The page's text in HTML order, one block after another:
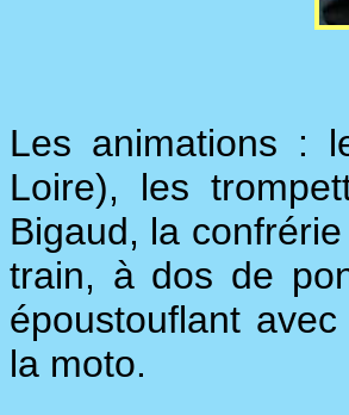
Les animations :
Loire), les
Bigaud, la
train, à dos de
époustouflant
la moto.